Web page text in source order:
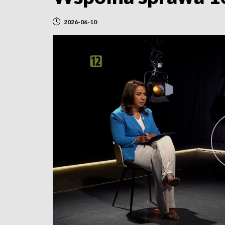
2026-06-10